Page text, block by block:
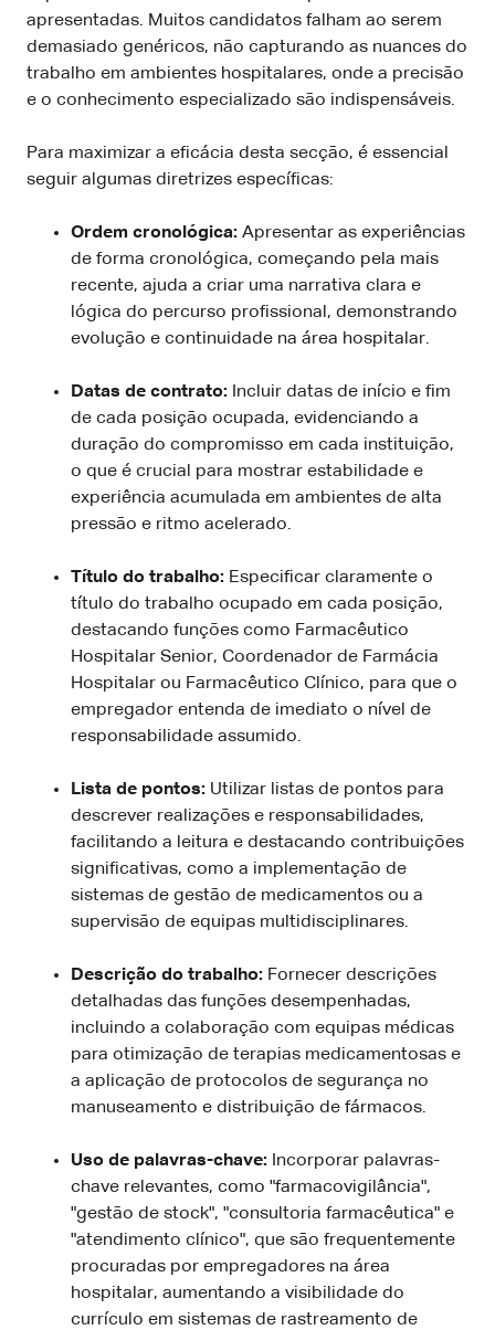
apresentadas. Muitos candidatos falham ao serem
demasiado genéricos, não capturando as nuances do
trabalho em ambientes hospitalares, onde a precisão
e o conhecimento especializado são indispensáveis.
Para maximizar a eficácia desta secção, é essencial
seguir algumas diretrizes específicas:
Ordem cronológica: Apresentar as experiências
de forma cronológica, começando pela mais
recente, ajuda a criar uma narrativa clara e
lógica do percurso profissional, demonstrando
evolução e continuidade na área hospitalar.
Datas de contrato: Incluir datas de início e fim
de cada posição ocupada, evidenciando a
duração do compromisso em cada instituição,
o que é crucial para mostrar estabilidade e
experiência acumulada em ambientes de alta
pressão e ritmo acelerado.
Título do trabalho: Especificar claramente o
título do trabalho ocupado em cada posição,
destacando funções como Farmacêutico
Hospitalar Senior, Coordenador de Farmácia
Hospitalar ou Farmacêutico Clínico, para que o
empregador entenda de imediato o nível de
responsabilidade assumido.
Lista de pontos: Utilizar listas de pontos para
descrever realizações e responsabilidades,
facilitando a leitura e destacando contribuições
significativas, como a implementação de
sistemas de gestão de medicamentos ou a
supervisão de equipas multidisciplinares.
Descrição do trabalho: Fornecer descrições
detalhadas das funções desempenhadas,
incluindo a colaboração com equipas médicas
para otimização de terapias medicamentosas e
a aplicação de protocolos de segurança no
manuseamento e distribuição de fármacos.
Uso de palavras-chave: Incorporar palavras-
chave relevantes, como "farmacovigilância",
"gestão de stock", "consultoria farmacêutica" e
"atendimento clínico", que são frequentemente
procuradas por empregadores na área
hospitalar, aumentando a visibilidade do
currículo em sistemas de rastreamento de